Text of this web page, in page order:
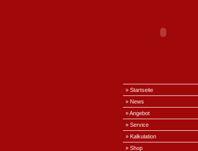
» Startseite
» News
» Angebot
» Service
» Kalkulation
» Shop